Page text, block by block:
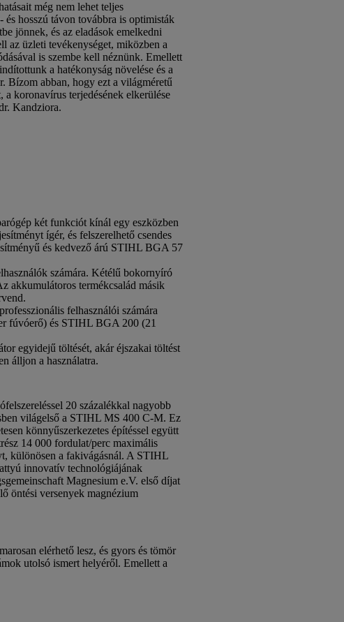
még nem lehet teljes
hosszú távon továbbra is optimisták
jönnek, és az eladások emelkedni
az üzleti tevékenységet, miközben a
is szembe kell néznünk. Emellett
a hatékonyság növelése és a
Bízom abban, hogy ezt a világméretű
koronavírus terjedésének elkerülése
Kandziora.
két funkciót kínál egy eszközben
ígér, és felszerelhető csendes
és kedvező árú STIHL BGA 57
számára. Kétélű bokornyíró
akkumulátoros termékcsalád másik
felhasználói számára
fúvóerő) és STIHL BGA 200 (21
egyidejű töltését, akár éjszakai töltést
álljon a használatra.
20 százalékkal nagyobb
világelső a STIHL MS 400 C-M. Ez
könnyűszerkezetes építéssel együtt
14 000 fordulat/perc maximális
különösen a fakivágásnál. A STIHL
innovatív technológiájának
Magnesium e.V. első díjat
öntési versenyek magnézium
elérhető lesz, és gyors és tömör
utolsó ismert helyéről. Emellett a